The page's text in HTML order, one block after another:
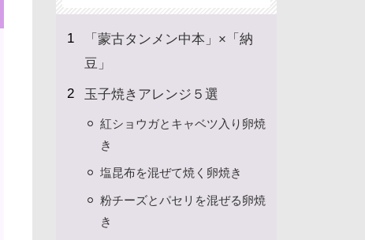
「蒙古タンメン中本」×「納
豆」
玉子焼きアレンジ５選
紅ショウガとキャベツ入り卵焼
き
塩昆布を混ぜて焼く卵焼き
粉チーズとパセリを混ぜる卵焼
き